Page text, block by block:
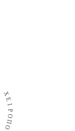
Χ
Ε
Ι
Ρ
Ο
Π